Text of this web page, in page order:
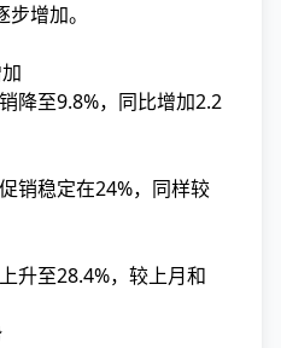
增加。
降至9.8%，同比增加2.2
销稳定在24%，同样较
升至28.4%，较上月和